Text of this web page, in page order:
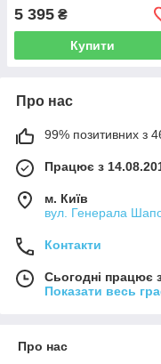
5 395 ₴
Купити
Про нас
99% позитивних з
Працює з
м. Київ
вул. Генерала
Контакти
Сьогодні працює
Показати весь
Про нас